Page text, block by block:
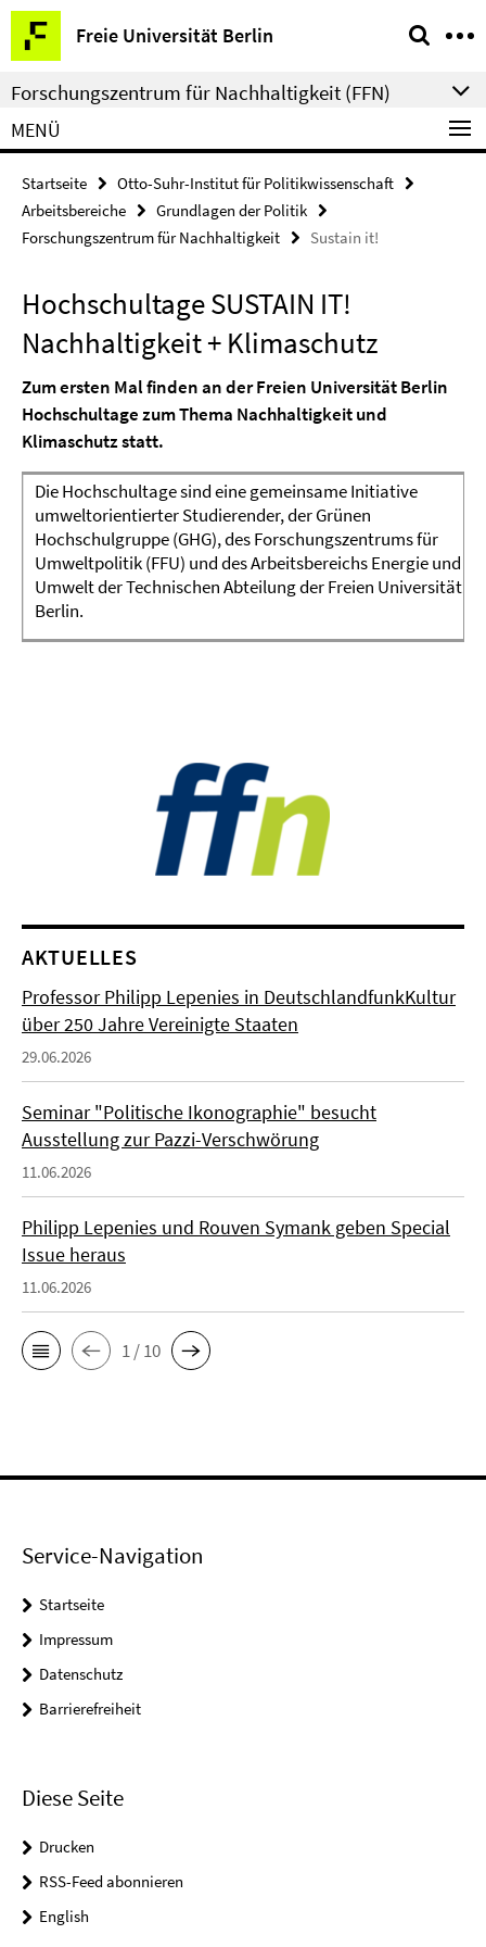
Springe
direkt
zu
Inhalt
Freie Universität Berlin
Service-
Navigation
Forschungszentrum für Nachhaltigkeit (FFN)
MENÜ
Startseite
Otto-Suhr-Institut für Politikwissenschaft
Arbeitsbereiche
Grundlagen der Politik
Forschungszentrum für Nachhaltigkeit
Sustain it!
Hochschultage SUSTAIN IT!
Nachhaltigkeit + Klimaschutz
Zum ersten Mal finden an der Freien Universität Berlin
Hochschultage zum Thema Nachhaltigkeit und
Klimaschutz statt.
Die Hochschultage sind eine gemeinsame Initiative
umweltorientierter Studierender, der Grünen
Hochschulgruppe (GHG), des Forschungszentrums für
Umweltpolitik (FFU) und des Arbeitsbereichs Energie und
Umwelt der Technischen Abteilung der Freien Universität
Berlin.
AKTUELLES
Professor Philipp Lepenies in DeutschlandfunkKultur
über 250 Jahre Vereinigte Staaten
29.06.2026
Seminar "Politische Ikonographie" besucht
Ausstellung zur Pazzi-Verschwörung
11.06.2026
Philipp Lepenies und Rouven Symank geben Special
Issue heraus
11.06.2026
1 / 10
Service-Navigation
Startseite
Impressum
Datenschutz
Barrierefreiheit
Diese Seite
Drucken
RSS-Feed abonnieren
English